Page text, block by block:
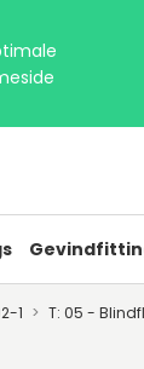
1 T: 05 -